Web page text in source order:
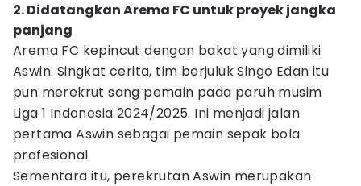
2. Didatangkan Arema FC untuk proyek jangka
panjang
Arema FC kepincut dengan bakat yang dimiliki
Aswin. Singkat cerita, tim berjuluk Singo Edan itu
pun merekrut sang pemain pada paruh musim
Liga 1 Indonesia 2024/2025. Ini menjadi jalan
pertama Aswin sebagai pemain sepak bola
profesional.
Sementara itu, perekrutan Aswin merupakan